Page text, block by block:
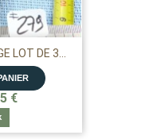
LOT DE 3...
€